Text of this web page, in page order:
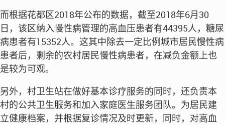
而根据花都区2018年公布的数据，截至2018年6月30
日，该区纳入慢性病管理的高血压患者有44395人，糖尿
病患者有15352人。这其中除去一定比例城市居民慢性病
患者后，剩余的农村居民慢性病患者，在减负金额上也
是较为可观。
另外，村卫生站在做好基本诊疗服务的同时，还负责本
村的公共卫生服务和加入家庭医生服务团队。为居民建
立健康档案，并根据复诊情况及时更新，同时，对高血